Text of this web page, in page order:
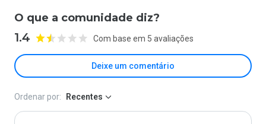
O que a comunidade diz?
1.4 Com base em 5 avaliações
Deixe um comentário
Ordenar por: Recentes